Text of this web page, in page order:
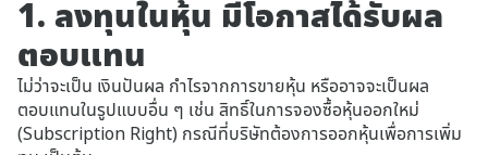
1. ลงทุนในหุ้น มีโอกาสได้รับผล
ตอบแทน
ไม่ว่าจะเป็น เงินปันผล กำไรจากการขายหุ้น หรืออาจจะเป็นผล
ตอบแทนในรูปแบบอื่น ๆ เช่น สิทธิ์ในการจองซื้อหุ้นออกใหม่
(Subscription Right) กรณีที่บริษัทต้องการออกหุ้นเพื่อการเพิ่ม